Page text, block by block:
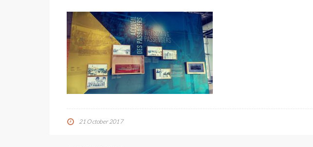
21 October 2017